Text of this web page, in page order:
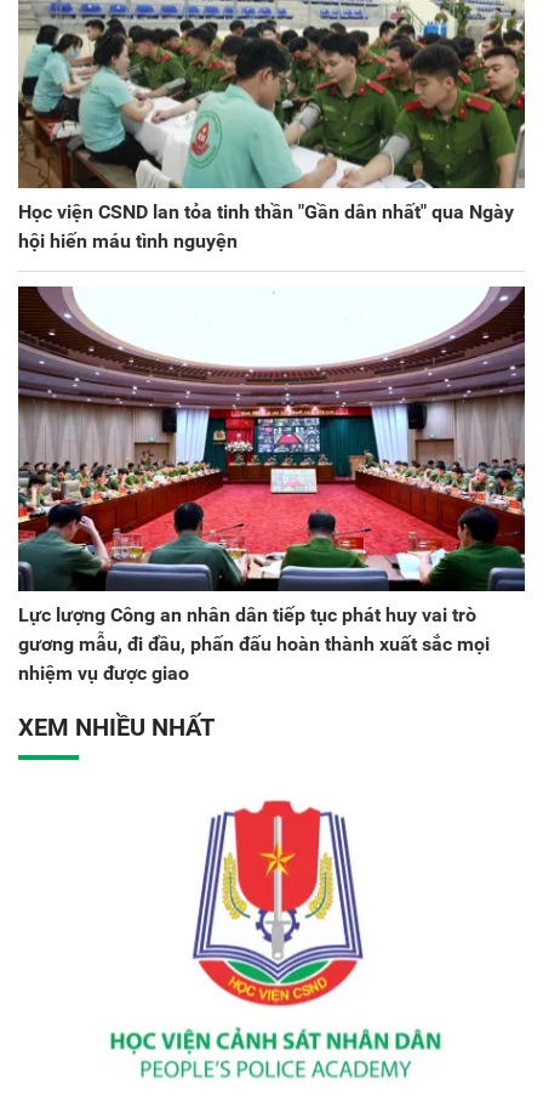
Học viện CSND lan tỏa tinh thần "Gần dân nhất" qua Ngày
hội hiến máu tình nguyện
Lực lượng Công an nhân dân tiếp tục phát huy vai trò
gương mẫu, đi đầu, phấn đấu hoàn thành xuất sắc mọi
nhiệm vụ được giao
XEM NHIỀU NHẤT